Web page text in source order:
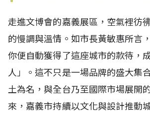
走進文博會的嘉義展區，空氣裡彷
的慢調與溫情。如市長黃敏惠所言
你便自動獲得了這座城市的款待，
人」。這不只是一場品牌的盛大集
土為名，與全台乃至國際市場展開
來，嘉義市持續以文化與設計推動